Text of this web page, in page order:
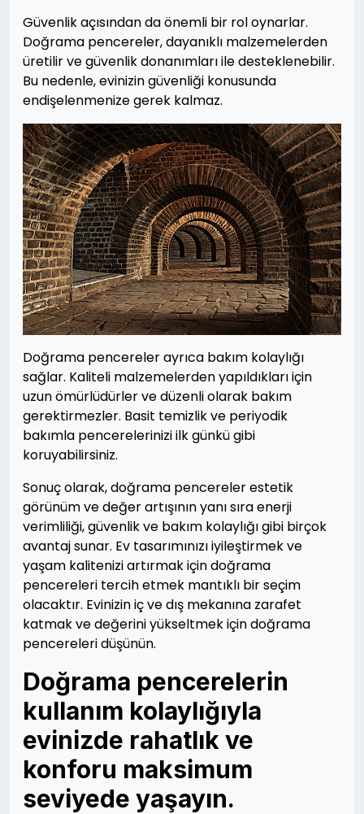
Güvenlik açısından da önemli bir rol oynarlar.
Doğrama pencereler, dayanıklı malzemelerden
üretilir ve güvenlik donanımları ile desteklenebilir.
Bu nedenle, evinizin güvenliği konusunda
endişelenmenize gerek kalmaz.
Doğrama pencereler ayrıca bakım kolaylığı
sağlar. Kaliteli malzemelerden yapıldıkları için
uzun ömürlüdürler ve düzenli olarak bakım
gerektirmezler. Basit temizlik ve periyodik
bakımla pencerelerinizi ilk günkü gibi
koruyabilirsiniz.
Sonuç olarak, doğrama pencereler estetik
görünüm ve değer artışının yanı sıra enerji
verimliliği, güvenlik ve bakım kolaylığı gibi birçok
avantaj sunar. Ev tasarımınızı iyileştirmek ve
yaşam kalitenizi artırmak için doğrama
pencereleri tercih etmek mantıklı bir seçim
olacaktır. Evinizin iç ve dış mekanına zarafet
katmak ve değerini yükseltmek için doğrama
pencereleri düşünün.
Doğrama pencerelerin
kullanım kolaylığıyla
evinizde rahatlık ve
konforu maksimum
seviyede yaşayın.